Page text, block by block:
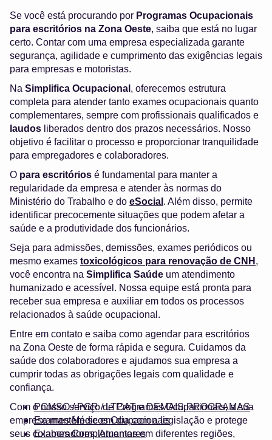
Se você está procurando por Programas Ocupacionais
para escritórios na Zona Oeste, saiba que está no lugar
certo. Contar com uma empresa especializada garante
segurança, agilidade e cumprimento das exigências legais
para empresas e motoristas.
Na Simplifica Ocupacional , oferecemos estrutura
completa para atender tanto exames ocupacionais quanto
complementares, sempre com profissionais qualificados e
laudos liberados dentro dos prazos necessários. Nosso
objetivo é facilitar o processo e proporcionar tranquilidade
para empregadores e colaboradores.
O para escritórios é fundamental para manter a
regularidade da empresa e atender às normas do
Ministério do Trabalho e do eSocial . Além disso, permite
identificar precocemente situações que podem afetar a
saúde e a produtividade dos funcionários.
Seja para admissões, demissões, exames periódicos ou
mesmo exames toxicológicos para renovação de CNH ,
você encontra na Simplifica Saúde um atendimento
humanizado e acessível. Nossa equipe está pronta para
receber sua empresa e auxiliar em todos os processos
relacionados à saúde ocupacional.
Entre em contato e saiba como agendar para escritórios
na Zona Oeste de forma rápida e segura. Cuidamos da
saúde dos colaboradores e ajudamos sua empresa a
cumprir todas as obrigações legais com qualidade e
confiança.
PCMSO / PGR / LTCAT e DEMAIS PROGRAMAS
Exames Médicos Ocupacionais
Exames Complementares
Com o nosso serviço de Programas Ocupacionais, a sua
empresa mantém-se em dia com a legislação e protege
seus colaboradores. Atuamos em diferentes regiões,